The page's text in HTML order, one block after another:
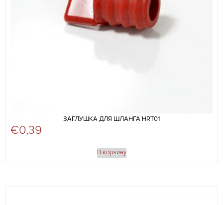
ЗАГЛУШКА ДЛЯ ШЛАНГА HRT01
€0,39
В корзину